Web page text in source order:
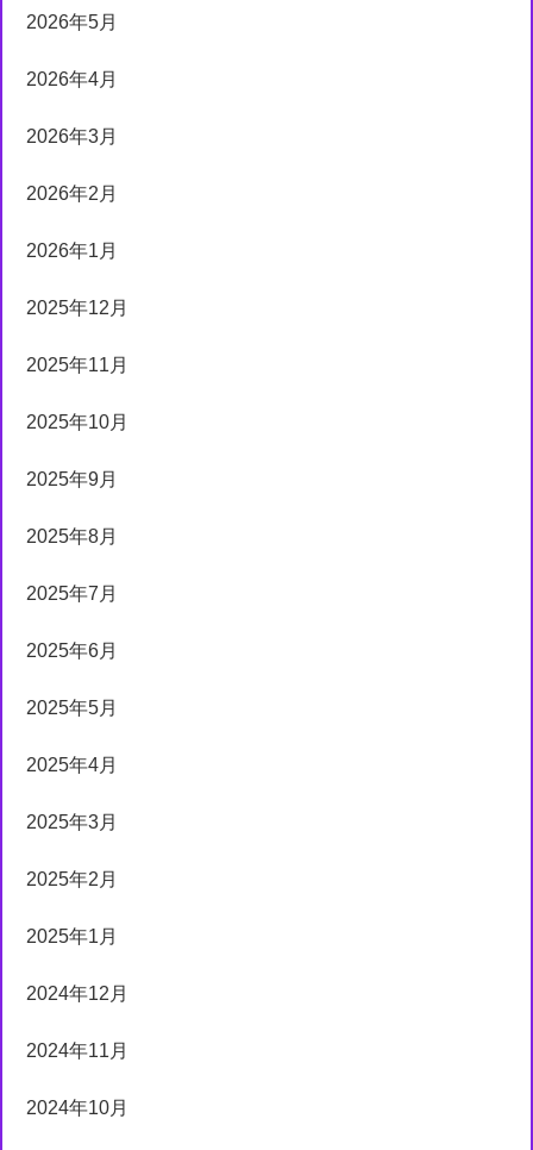
2026年5月
2026年4月
2026年3月
2026年2月
2026年1月
2025年12月
2025年11月
2025年10月
2025年9月
2025年8月
2025年7月
2025年6月
2025年5月
2025年4月
2025年3月
2025年2月
2025年1月
2024年12月
2024年11月
2024年10月